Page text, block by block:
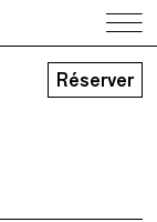
Réserver